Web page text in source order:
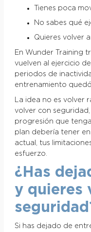
Tienes poca
No sabes qué
Quieres volver
En Wunder Training
vuelven al ejercicio
periodos de
entrenamiento
La idea no es volver
volver con
progresión que
plan debería tener
actual, tus
esfuerzo.
¿Has
y quieres
Si has dejado de